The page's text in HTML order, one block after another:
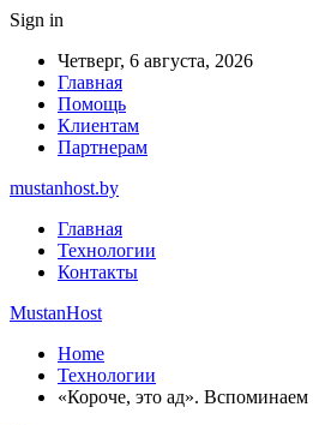
Sign in
Четверг, 6 августа, 2026
Главная
Помощь
Клиентам
Партнерам
mustanhost.by
Главная
Технологии
Контакты
MustanHost
Home
Технологии
«Короче, это ад».